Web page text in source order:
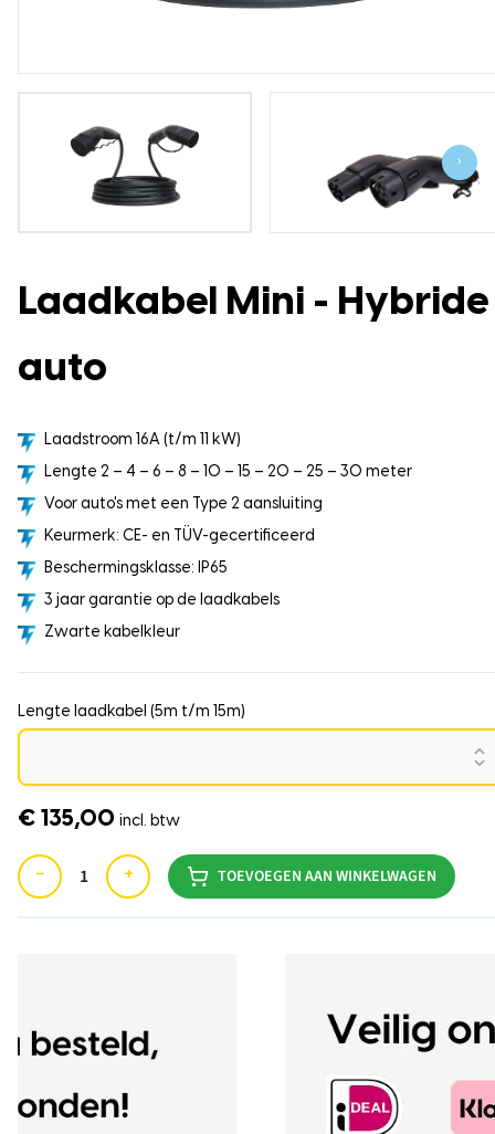
›
Laadkabel Mini - Hybride
auto
Laadstroom 16A (t/m 11 kW)
Lengte 2 – 4 – 6 – 8 – 10 – 15 – 20 – 25 – 30 meter
Voor auto's met een Type 2 aansluiting
Keurmerk: CE- en TÜV-gecertificeerd
Beschermingsklasse: IP65
3 jaar garantie op de laadkabels
Zwarte kabelkleur
Lengte laadkabel (5m t/m 15m)
€ 135,00 incl. btw
− + TOEVOEGEN AAN WINKELWAGEN